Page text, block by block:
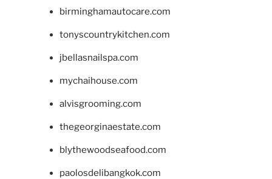
birminghamautocare.com
tonyscountrykitchen.com
jbellasnailspa.com
mychaihouse.com
alvisgrooming.com
thegeorginaestate.com
blythewoodseafood.com
paolosdelibangkok.com